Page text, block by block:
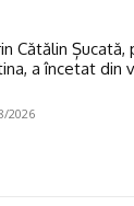
Cătălin
a încetat din
2026